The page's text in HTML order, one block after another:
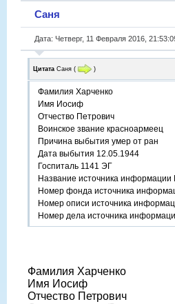
Саня
Дата: Четверг, 11 Февраля 2016,
Цитата Саня ( )
Фамилия Харченко
Имя Иосиф
Отчество Петрович
Воинское звание красноармеец
Причина выбытия умер от ран
Дата выбытия 12.05.1944
Госпиталь 1141 ЭГ
Название источника
Номер фонда источника
Номер описи источника
Номер дела источника
Фамилия Харченко
Имя Иосиф
Отчество Петрович